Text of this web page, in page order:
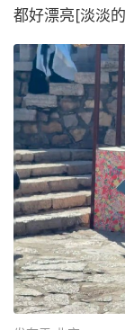
都好漂亮[淡淡